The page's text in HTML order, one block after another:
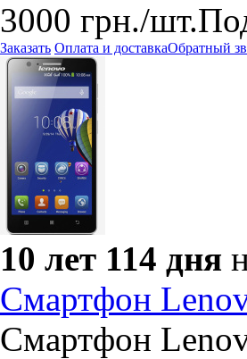
3000 грн./шт.
Заказать Оплата и доставкаОбратный
10 лет 114 дня
Смартфон
Смартфон